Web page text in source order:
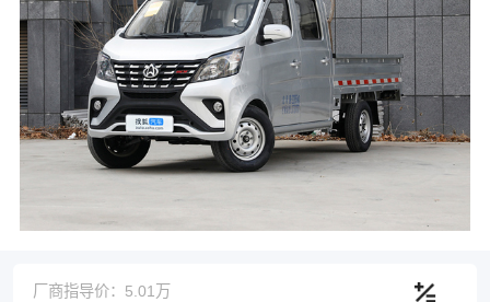
厂商指导价：5.01万